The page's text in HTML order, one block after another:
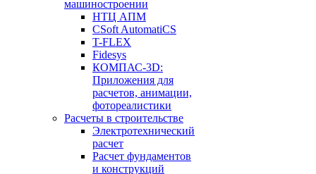
машиностроении
НТЦ АПМ
CSoft AutomatiCS
T-FLEX
Fidesys
КОМПАС-3D:
Приложения для
расчетов, анимации,
фотореалистики
Расчеты в строительстве
Электротехнический
расчет
Расчет фундаментов
и конструкций